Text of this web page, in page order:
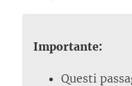
Importante:
Questi